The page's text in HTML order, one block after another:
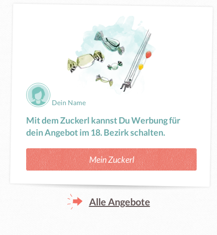
Dein Name
Mit dem Zuckerl kannst Du Werbung für
dein Angebot im 18. Bezirk schalten.
Mein Zuckerl
Alle Angebote